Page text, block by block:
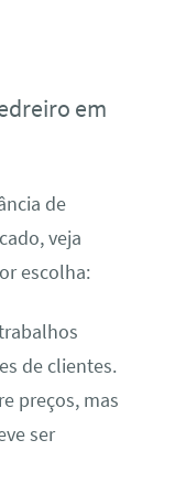
em
de
veja
escolha:
de clientes.
preços, mas
ser